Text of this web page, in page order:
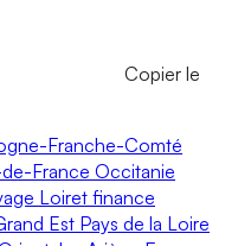
Copier le
Franche-Comté
France Occitanie
Loiret finance
Est Pays de la Loire